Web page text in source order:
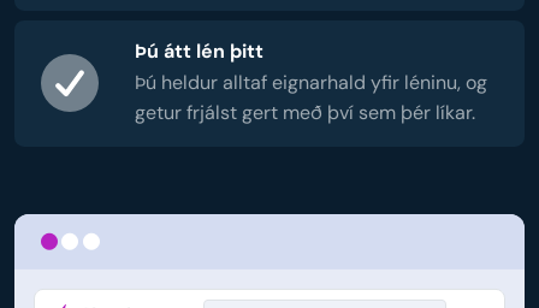
Þú átt lén þitt
Þú heldur alltaf eignarhald yfir léninu, og
getur frjálst gert með því sem þér líkar.